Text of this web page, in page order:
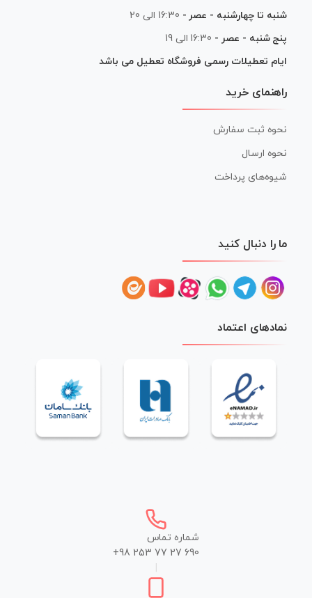
شنبه تا چهارشنبه - عصر - 16:30 الی 20
پنج شنبه - عصر - 16:30 الی 19
ایام تعطیلات رسمی فروشگاه تعطیل می باشد
راهنمای خرید
نحوه ثبت سفارش
نحوه ارسال
شیوه‌های پرداخت
ما را دنبال کنید
نمادهای اعتماد
شماره تماس
+98 253 77 27 690